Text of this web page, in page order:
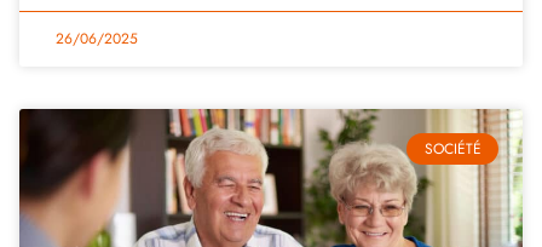
26/06/2025
SOCIÉTÉ